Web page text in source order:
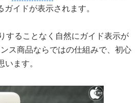
イドが表示されます。
することなく自然にガイド表示が
ス商品ならではの仕組みで、初心
ます。